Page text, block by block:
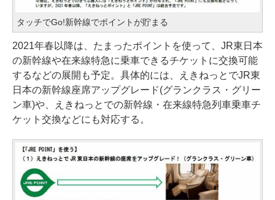
タッチでGo!新幹線でポイントが貯まる
2021年春以降は、たまったポイントを使って、JR東日本
の新幹線や在来線特急に乗車できるチケットに交換可能
するなどの展開も予定。具体的には、えきねっとでJR東
日本の新幹線座席アップグレード(グランクラス・グリー
ン車)や、えきねっとでの新幹線・在来線特急列車乗車チ
ケット交換などにも対応する。